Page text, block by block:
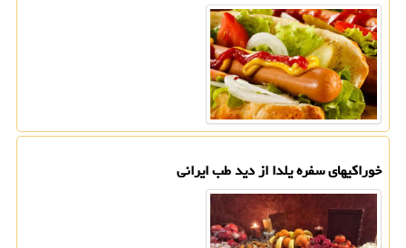
خوراکیهای سفره یلدا از دید طب ایرانی